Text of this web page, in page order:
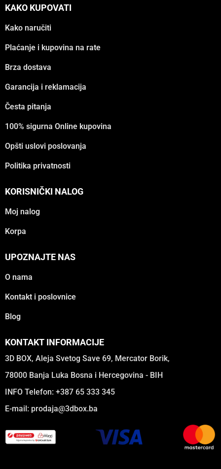
KAKO KUPOVATI
Kako naručiti
Plaćanje i kupovina na rate
Brza dostava
Garancija i reklamacija
Česta pitanja
100% sigurna Online kupovina
Opšti uslovi poslovanja
Politika privatnosti
KORISNIČKI NALOG
Moj nalog
Korpa
UPOZNAJTE NAS
O nama
Kontakt i poslovnice
Blog
KONTAKT INFORMACIJE
3D BOX, Aleja Svetog Save 69, Mercator Borik,
78000 Banja Luka Bosna i Hercegovina - BIH
INFO Telefon: +387 65 333 345
E-mail: prodaja@3dbox.ba